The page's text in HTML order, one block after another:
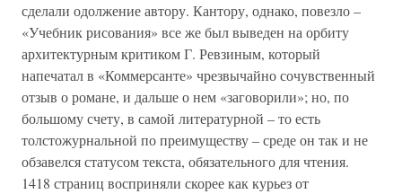
сделали одолжение автору. Кантору, однако, повезло –
«Учебник рисования» все же был выведен на орбиту
архитектурным критиком Г. Ревзиным, который
напечатал в «Коммерсанте» чрезвычайно сочувственный
отзыв о романе, и дальше о нем «заговорили»; но, по
большому счету, в самой литературной – то есть
толстожурнальной по преимуществу – среде он так и не
обзавелся статусом текста, обязательного для чтения.
1418 страниц восприняли скорее как курьез от